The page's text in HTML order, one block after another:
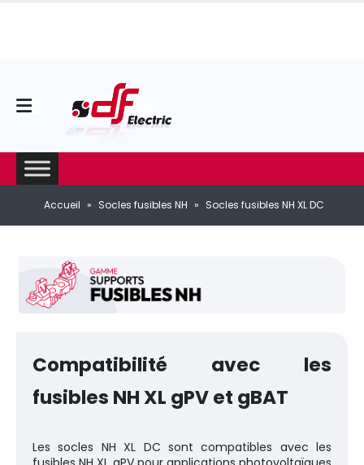
Accueil » Socles fusibles NH » Socles fusibles NH XL DC
Compatibilité avec les
fusibles NH XL gPV et gBAT
Les socles NH XL DC sont compatibles avec les